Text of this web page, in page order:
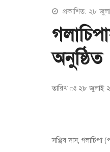
প্রকাশিত: ২৮
অনুষ্ঠিত
তারিখ ঃ ২৮ জুলাই
সঞ্জিব দাস, গলাচিপা